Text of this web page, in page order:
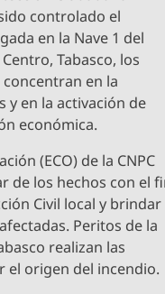
controlado el
en la Nave 1 del
Tabasco, los
en la
y en la activación de
económica.
(ECO) de la CNPC
de los hechos con el
Civil local y brindar
Peritos de la
realizan las
el origen del incendio.